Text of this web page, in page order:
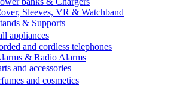
Sleeves, VR & Watchband
& Supports
appliances
and cordless telephones
& Radio Alarms
and accessories
and cosmetics